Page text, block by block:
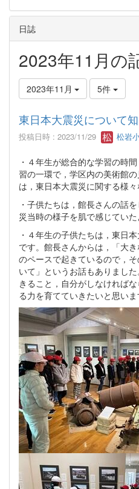
日誌
2023年11月の
2023年11月 5件
東日本大震災について
投稿日時 : 2023/11/29 松岩
・４年生が総合的な学習の時
習の一環で，学区内の美術館
は，東日本大震災に関する様
・子供たちは，館長さんの話
災当時の様子を肌で感じていた
・４年生の子供たちは，東日
です。館長さんからは，「大
のペースで起きているので，
いて」というお話もありまし
きること，自分がしなければ
る力を育てていきたいと思いま